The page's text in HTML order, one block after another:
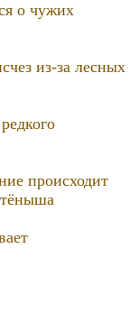
о чужих
из-за лесных
происходит